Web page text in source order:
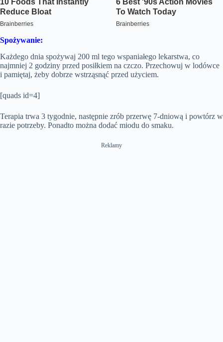
Spożywanie:
Każdego dnia spożywaj 200 ml tego wspaniałego lekarstwa, co
najmniej 2 godziny przed posiłkiem na czczo. Przechowuj w lodówce
i pamiętaj, żeby dobrze wstrząsnąć przed użyciem.
[quads id=4]
Terapia trwa 3 tygodnie, następnie zrób przerwę 7-dniową i powtórz w
razie potrzeby. Ponadto można dodać miodu do smaku.
Reklamy